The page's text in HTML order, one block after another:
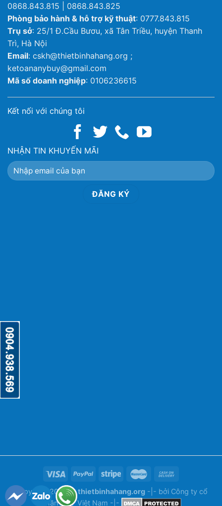
0868.843.815 | 0868.843.825
Phòng bảo hành & hỗ trợ kỹ thuật: 0777.843.815
Trụ sở: 25/1 Đ.Cầu Bươu, xã Tân Triều, huyện Thanh
Trì, Hà Nội
Email: cskh@thietbinhahang.org ;
ketoananybuy@gmail.com
Mã số doanh nghiệp: 0106236615
Kết nối với chúng tôi
NHẬN TIN KHUYẾN MÃI
Copyright 2026 ©thietbinhahang.org -|- bởi Công ty cổ
phần ANY Việt Nam -|-